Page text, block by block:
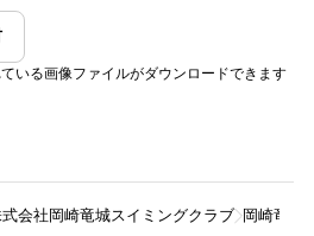
いる画像ファイルがダウンロードできます
会社岡崎竜城スイミングクラブ 岡崎竜城